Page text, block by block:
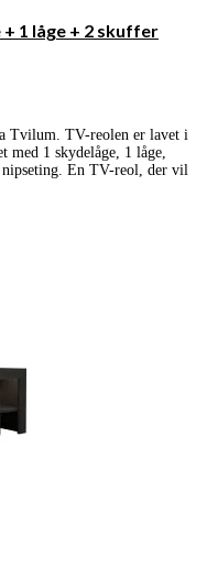
1 låge + 2 skuffer
Tvilum. TV-reolen er lavet i
1 skydelåge, 1 låge,
En TV-reol, der vil